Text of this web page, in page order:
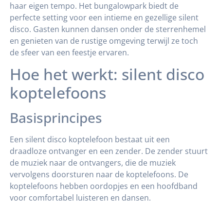
haar eigen tempo. Het bungalowpark biedt de
perfecte setting voor een intieme en gezellige silent
disco. Gasten kunnen dansen onder de sterrenhemel
en genieten van de rustige omgeving terwijl ze toch
de sfeer van een feestje ervaren.
Hoe het werkt: silent disco
koptelefoons
Basisprincipes
Een silent disco koptelefoon bestaat uit een
draadloze ontvanger en een zender. De zender stuurt
de muziek naar de ontvangers, die de muziek
vervolgens doorsturen naar de koptelefoons. De
koptelefoons hebben oordopjes en een hoofdband
voor comfortabel luisteren en dansen.